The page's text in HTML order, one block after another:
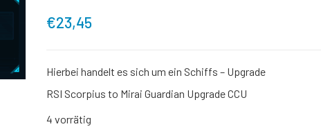
€23,45
Hierbei handelt es sich um ein Schiffs – Upgrade
RSI Scorpius to Mirai Guardian Upgrade CCU
4 vorrätig